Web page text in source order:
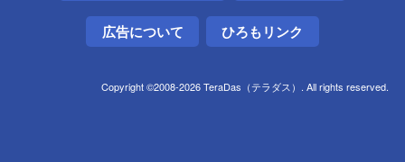
【Windows】キーボードでウィンドウ最小・最大
スクリーン】
広告について ひろもリンク
Copyright ©2008-2026 TeraDas（テラダス）. All rights reserved.